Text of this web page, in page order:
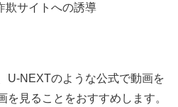
欺サイトへの誘導
U-NEXTのような公式で動画を
を見ることをおすすめします。